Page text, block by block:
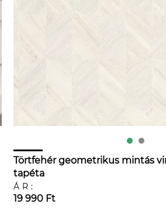
Törtfehér geometrikus mintás
tapéta
ÁR:
19 990 Ft